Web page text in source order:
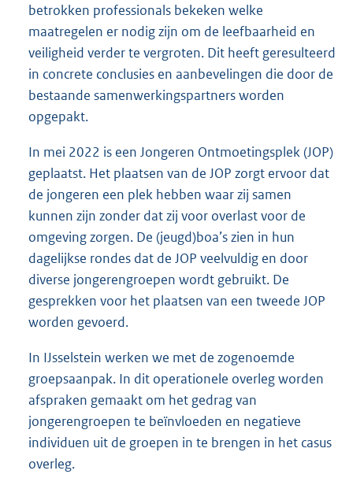
betrokken professionals bekeken welke
maatregelen er nodig zijn om de leefbaarheid en
veiligheid verder te vergroten. Dit heeft geresulteerd
in concrete conclusies en aanbevelingen die door de
bestaande samenwerkingspartners worden
opgepakt.
In mei 2022 is een Jongeren Ontmoetingsplek (JOP)
geplaatst. Het plaatsen van de JOP zorgt ervoor dat
de jongeren een plek hebben waar zij samen
kunnen zijn zonder dat zij voor overlast voor de
omgeving zorgen. De (jeugd)boa’s zien in hun
dagelijkse rondes dat de JOP veelvuldig en door
diverse jongerengroepen wordt gebruikt. De
gesprekken voor het plaatsen van een tweede JOP
worden gevoerd.
In IJsselstein werken we met de zogenoemde
groepsaanpak. In dit operationele overleg worden
afspraken gemaakt om het gedrag van
jongerengroepen te beïnvloeden en negatieve
individuen uit de groepen in te brengen in het casus
overleg.